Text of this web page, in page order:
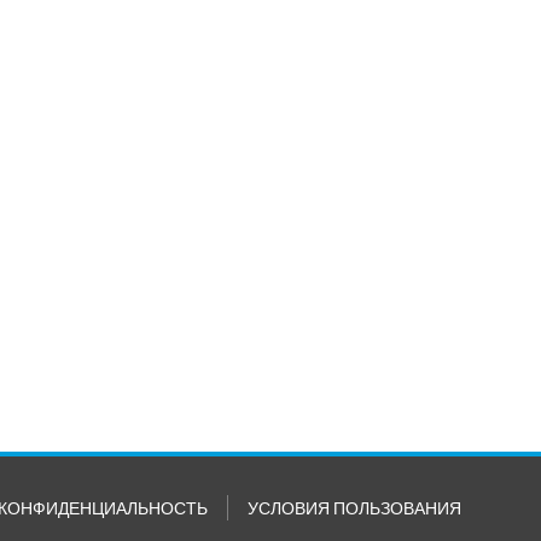
КОНФИДЕНЦИАЛЬНОСТЬ УСЛОВИЯ ПОЛЬЗОВАНИЯ